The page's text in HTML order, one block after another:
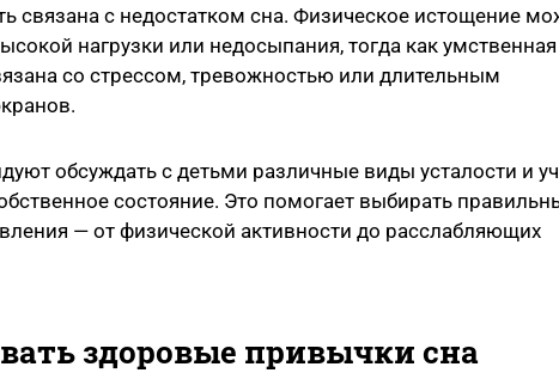
связана с недостатком сна. Физическое истощение
нагрузки или недосыпания, тогда как умственная
со стрессом, тревожностью или длительным
обсуждать с детьми различные виды усталости и
состояние. Это помогает выбирать
— от физической активности до расслабляющих
здоровые привычки сна